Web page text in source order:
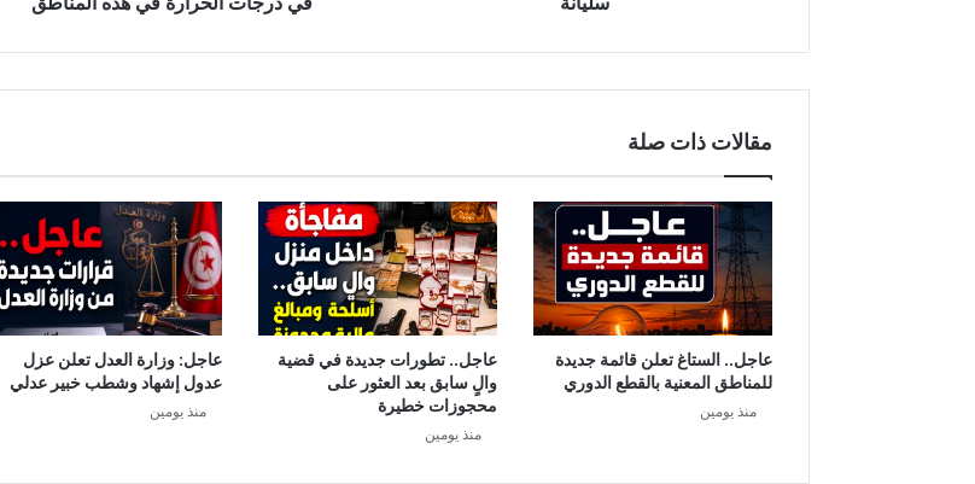
رّ
ق
9
0
ف
د
ي
ن
ل
ل
ل
ج
و
ي
ي
ح
ذّ
و
و
مقالات ذات صلة
عاجل.. الستاغ تعلن قائمة جديدة
للمناطق المعنية بالقطع الدوري
منذ يومين
عاجل.. تطورات جديدة في قضية
والٍ سابق بعد العثور على
محجوزات خطيرة
منذ يومين
عاجل: وزارة العدل تعلن عزل
عدول إشهاد وشطب خبير عدلي
منذ يومين